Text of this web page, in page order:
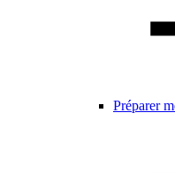
Préparer